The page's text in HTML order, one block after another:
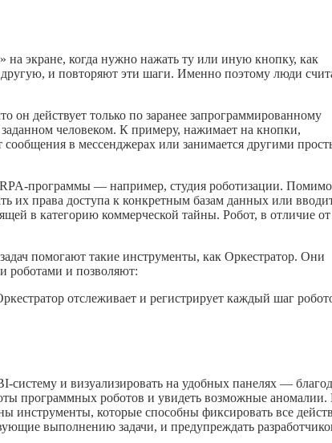
экране, когда нужно нажать ту или иную кнопку, как
и повторяют эти шаги. Именно поэтому люди
он действует только по заранее запрограммированному
человеком. К примеру, нажимает на кнопки,
сообщения в мессенджерах или занимается другими
RPA-программы — например, студия роботизации. Помимо
их права доступа к конкретным базам данных или
в категорию коммерческой тайны. Робот, в отличие от
помогают такие инструменты, как Оркестратор. Они
роботами и позволяют:
отслеживает и регистрирует каждый шаг
и визуализировать на удобных панелях —
программных роботов и увидеть возможные
инструменты, которые способны фиксировать все
выполнению задачи, и предупреждать